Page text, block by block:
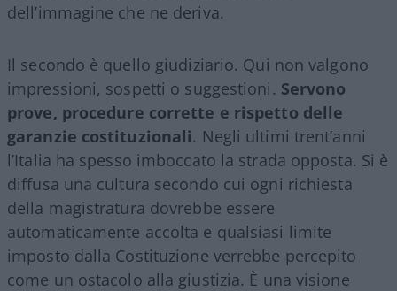
dell’immagine che ne deriva.
Il secondo è quello giudiziario. Qui non valgono
impressioni, sospetti o suggestioni. Servono
prove, procedure corrette e rispetto delle
garanzie costituzionali. Negli ultimi trent’anni
l’Italia ha spesso imboccato la strada opposta. Si è
diffusa una cultura secondo cui ogni richiesta
della magistratura dovrebbe essere
automaticamente accolta e qualsiasi limite
imposto dalla Costituzione verrebbe percepito
come un ostacolo alla giustizia. È una visione